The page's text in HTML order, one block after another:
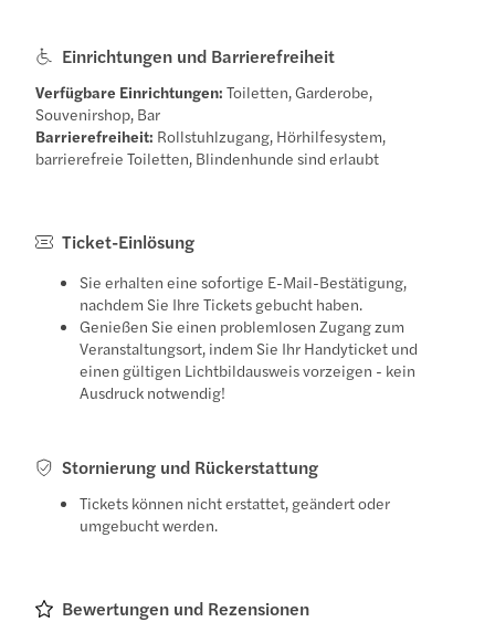
Einrichtungen und Barrierefreiheit
Verfügbare Einrichtungen: Toiletten, Garderobe,
Souvenirshop, Bar
Barrierefreiheit: Rollstuhlzugang, Hörhilfesystem,
barrierefreie Toiletten, Blindenhunde sind erlaubt
Ticket-Einlösung
Sie erhalten eine sofortige E-Mail-Bestätigung,
nachdem Sie Ihre Tickets gebucht haben.
Genießen Sie einen problemlosen Zugang zum
Veranstaltungsort, indem Sie Ihr Handyticket und
einen gültigen Lichtbildausweis vorzeigen - kein
Ausdruck notwendig!
Stornierung und Rückerstattung
Tickets können nicht erstattet, geändert oder
umgebucht werden.
Bewertungen und Rezensionen